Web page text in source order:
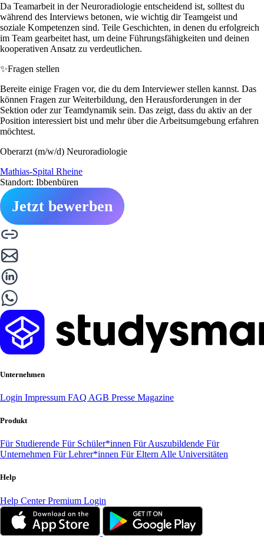
Da Teamarbeit in der Neuroradiologie entscheidend ist, solltest du
während des Interviews betonen, wie wichtig dir Teamgeist und
soziale Kompetenzen sind. Teile Geschichten, in denen du erfolgreich
im Team gearbeitet hast, um deine Führungsfähigkeiten und deinen
kooperativen Ansatz zu verdeutlichen.
✨Fragen stellen
Bereite einige Fragen vor, die du dem Interviewer stellen kannst. Das
können Fragen zur Weiterbildung, den Herausforderungen in der
Sektion oder zur Teamdynamik sein. Das zeigt, dass du aktiv an der
Position interessiert bist und mehr über die Arbeitsumgebung erfahren
möchtest.
Oberarzt (m/w/d) Neuroradiologie
Mathias-Spital Rheine
Standort: Ibbenbüren
Jetzt bewerben
Unternehmen
Login Impressum FAQ AGB Presse Magazine
Produkt
Für Studierende Für Schüler*innen Für Auszubildende Für
Unternehmen Für Lehrer*innen Für Eltern Alle Universitäten
Help
Help CenterPremium Login